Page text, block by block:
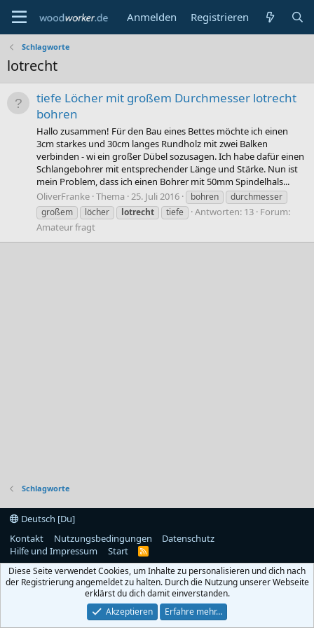
Anmelden Registrieren
Schlagworte
lotrecht
tiefe Löcher mit großem Durchmesser lotrecht
bohren
Hallo zusammen! Für den Bau eines Bettes möchte ich einen
3cm starkes und 30cm langes Rundholz mit zwei Balken
verbinden - wi ein großer Dübel sozusagen. Ich habe dafür einen
Schlangebohrer mit entsprechender Länge und Stärke. Nun ist
mein Problem, dass ich einen Bohrer mit 50mm Spindelhals...
OliverFranke Thema 25. Juli 2016 bohren
durchmesser
großem
löcher lotrecht tiefe Antworten: 13 Forum:
Amateur fragt
Schlagworte
Deutsch [Du]
Kontakt
Nutzungsbedingungen
Datenschutz
Hilfe und Impressum
Start
R
S
Diese Seite verwendet Cookies, um Inhalte zu personalisieren und dich nach
der Registrierung angemeldet zu halten. Durch die Nutzung unserer Webseite
erklärst du dich damit einverstanden.
Akzeptieren
Erfahre mehr…